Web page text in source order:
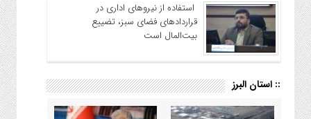
استفاده از نیروهای اداری در
قراردادهای فضای سبز، تضییع
بیت‌المال است
:: استان البرز